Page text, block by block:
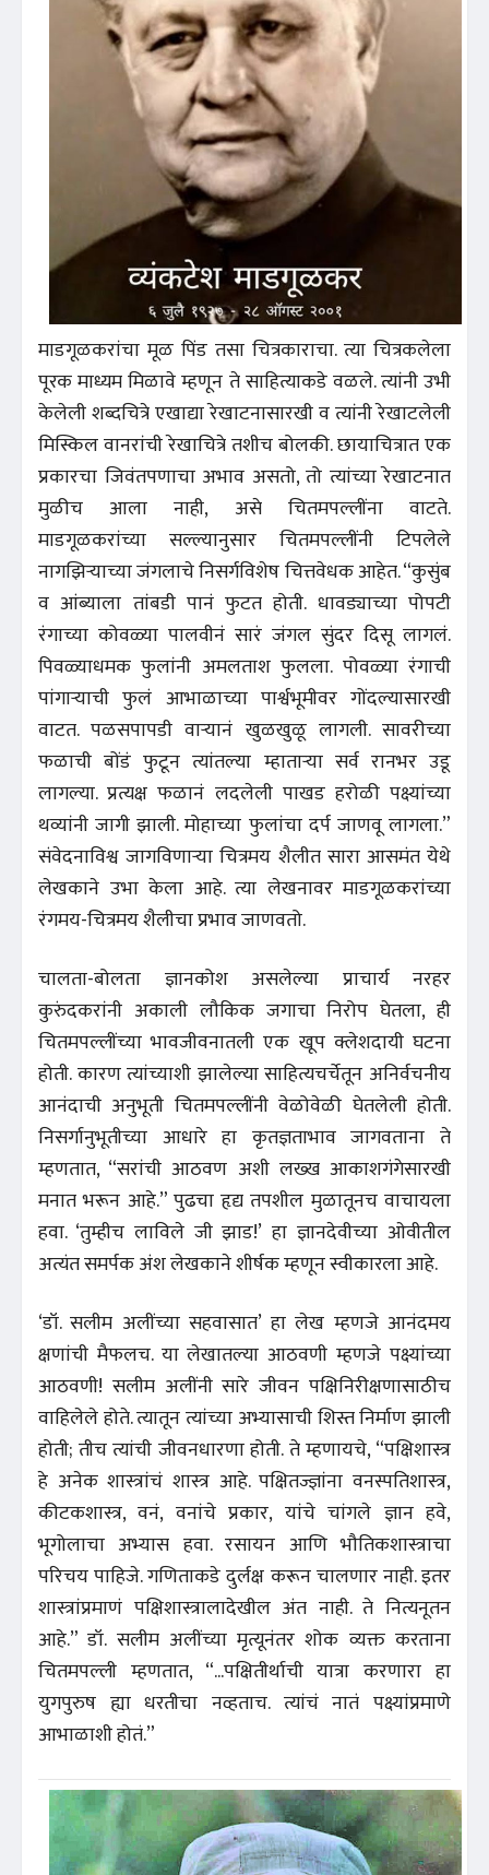
माडगूळकरांचा मूळ पिंड तसा चित्रकाराचा. त्या चित्रकलेला
पूरक माध्यम मिळावे म्हणून ते साहित्याकडे वळले. त्यांनी उभी
केलेली शब्दचित्रे एखाद्या रेखाटनासारखी व त्यांनी रेखाटलेली
मिस्किल वानरांची रेखाचित्रे तशीच बोलकी. छायाचित्रात एक
प्रकारचा जिवंतपणाचा अभाव असतो, तो त्यांच्या रेखाटनात
मुळीच आला नाही, असे चितमपल्लींना वाटते.
माडगूळकरांच्या सल्ल्यानुसार चितमपल्लींनी टिपलेले
नागझिऱ्याच्या जंगलाचे निसर्गविशेष चित्तवेधक आहेत. “कुसुंब
व आंब्याला तांबडी पानं फुटत होती. धावड्याच्या पोपटी
रंगाच्या कोवळ्या पालवीनं सारं जंगल सुंदर दिसू लागलं.
पिवळ्याधमक फुलांनी अमलताश फुलला. पोवळ्या रंगाची
पांगाऱ्याची फुलं आभाळाच्या पार्श्वभूमीवर गोंदल्यासारखी
वाटत. पळसपापडी वाऱ्यानं खुळखुळू लागली. सावरीच्या
फळाची बोंडं फुटून त्यांतल्या म्हाताऱ्या सर्व रानभर उडू
लागल्या. प्रत्यक्ष फळानं लदलेली पाखड हरोळी पक्ष्यांच्या
थव्यांनी जागी झाली. मोहाच्या फुलांचा दर्प जाणवू लागला.”
संवेदनाविश्व जागविणाऱ्या चित्रमय शैलीत सारा आसमंत येथे
लेखकाने उभा केला आहे. त्या लेखनावर माडगूळकरांच्या
रंगमय-चित्रमय शैलीचा प्रभाव जाणवतो.
चालता-बोलता ज्ञानकोश असलेल्या प्राचार्य नरहर
कुरुंदकरांनी अकाली लौकिक जगाचा निरोप घेतला, ही
चितमपल्लींच्या भावजीवनातली एक खूप क्लेशदायी घटना
होती. कारण त्यांच्याशी झालेल्या साहित्यचर्चेतून अनिर्वचनीय
आनंदाची अनुभूती चितमपल्लींनी वेळोवेळी घेतलेली होती.
निसर्गानुभूतीच्या आधारे हा कृतज्ञताभाव जागवताना ते
म्हणतात, “सरांची आठवण अशी लख्ख आकाशगंगेसारखी
मनात भरून आहे.” पुढचा हृद्य तपशील मुळातूनच वाचायला
हवा. ‘तुम्हीच लाविले जी झाड!’ हा ज्ञानदेवीच्या ओवीतील
अत्यंत समर्पक अंश लेखकाने शीर्षक म्हणून स्वीकारला आहे.
‘डॉ. सलीम अलींच्या सहवासात’ हा लेख म्हणजे आनंदमय
क्षणांची मैफलच. या लेखातल्या आठवणी म्हणजे पक्ष्यांच्या
आठवणी! सलीम अलींनी सारे जीवन पक्षिनिरीक्षणासाठीच
वाहिलेले होते. त्यातून त्यांच्या अभ्यासाची शिस्त निर्माण झाली
होती; तीच त्यांची जीवनधारणा होती. ते म्हणायचे, “पक्षिशास्त्र
हे अनेक शास्त्रांचं शास्त्र आहे. पक्षितज्ज्ञांना वनस्पतिशास्त्र,
कीटकशास्त्र, वनं, वनांचे प्रकार, यांचे चांगले ज्ञान हवे,
भूगोलाचा अभ्यास हवा. रसायन आणि भौतिकशास्त्राचा
परिचय पाहिजे. गणिताकडे दुर्लक्ष करून चालणार नाही. इतर
शास्त्रांप्रमाणं पक्षिशास्त्रालादेखील अंत नाही. ते नित्यनूतन
आहे.” डॉ. सलीम अलींच्या मृत्यूनंतर शोक व्यक्त करताना
चितमपल्ली म्हणतात, “...पक्षितीर्थाची यात्रा करणारा हा
युगपुरुष ह्या धरतीचा नव्हताच. त्यांचं नातं पक्ष्यांप्रमाणे
आभाळाशी होतं.”